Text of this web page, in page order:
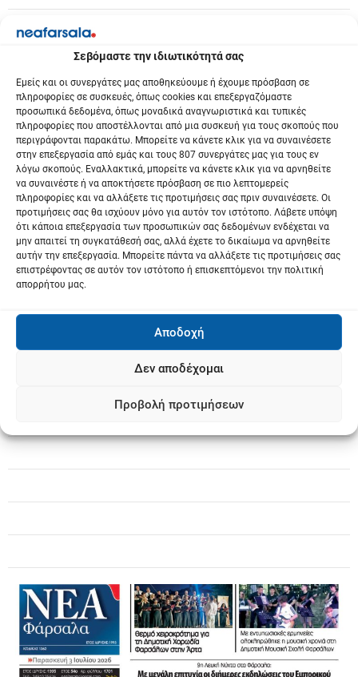
Σεβόμαστε την ιδιωτικότητά σας
Εμείς και οι συνεργάτες μας αποθηκεύουμε ή έχουμε πρόσβαση σε
πληροφορίες σε συσκευές, όπως cookies και επεξεργαζόμαστε
προσωπικά δεδομένα, όπως μοναδικά αναγνωριστικά και τυπικές
πληροφορίες που αποστέλλονται από μια συσκευή για τους σκοπούς που
περιγράφονται παρακάτω. Μπορείτε να κάνετε κλικ για να συναινέσετε
στην επεξεργασία από εμάς και τους 807 συνεργάτες μας για τους εν
λόγω σκοπούς. Εναλλακτικά, μπορείτε να κάνετε κλικ για να αρνηθείτε
να συναινέστε ή να αποκτήσετε πρόσβαση σε πιο λεπτομερείς
πληροφορίες και να αλλάξετε τις προτιμήσεις σας πριν συναινέσετε. Οι
προτιμήσεις σας θα ισχύουν μόνο για αυτόν τον ιστότοπο. Λάβετε υπόψη
ότι κάποια επεξεργασία των προσωπικών σας δεδομένων ενδέχεται να
μην απαιτεί τη συγκατάθεσή σας, αλλά έχετε το δικαίωμα να αρνηθείτε
αυτήν την επεξεργασία. Μπορείτε πάντα να αλλάξετε τις προτιμήσεις σας
επιστρέφοντας σε αυτόν τον ιστότοπο ή επισκεπτόμενοι την πολιτική
απορρήτου μας.
Αποδοχή
Δεν αποδέχομαι
Προβολή προτιμήσεων
ρ
ω
ν